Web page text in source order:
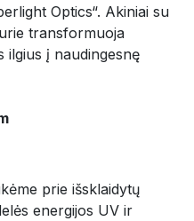
Optics“. Akiniai su
transformuoja
ilgius į naudingesnę
prie išsklaidytų
energijos UV ir